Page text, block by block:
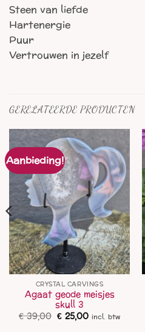
Steen van liefde
Hartenergie
Puur
Vertrouwen in jezelf
GERELATEERDE PRODUCTEN
Aanbieding!
CRYSTAL CARVINGS
Agaat geode meisjes
skull 3
€39,00 Oorspronkelijke
prijs
€ 25,00Huidige
prijs
incl. btw